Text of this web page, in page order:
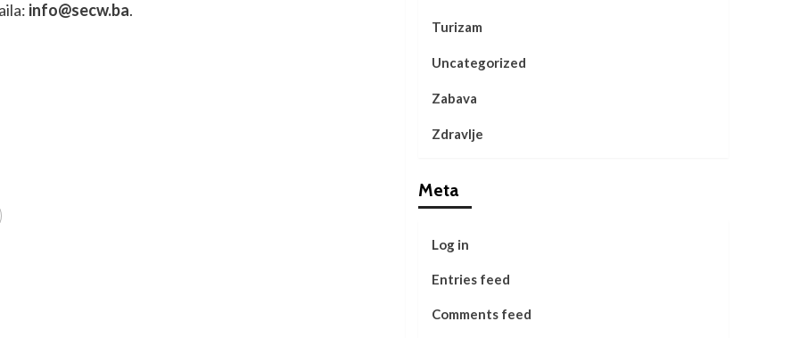
info@secw.ba.
Turizam
Uncategorized
Zabava
Zdravlje
Meta
Log in
Entries feed
Comments feed